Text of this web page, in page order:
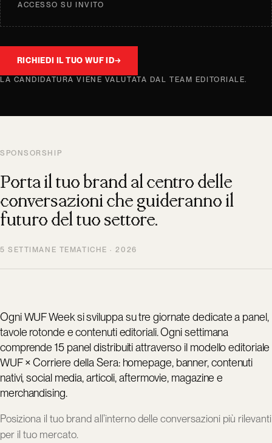
ACCESSO SU INVITO
RICHIEDI IL TUO WUF ID→
LA CANDIDATURA VIENE VALUTATA DAL TEAM EDITORIALE.
SPONSORSHIP
Porta il tuo brand al centro delle
conversazioni che guideranno il
futuro del tuo settore.
5 SETTIMANE TEMATICHE · 2026
Ogni WUF Week si sviluppa su tre giornate dedicate a panel,
tavole rotonde e contenuti editoriali. Ogni settimana
comprende 15 panel distribuiti attraverso il modello editoriale
WUF × Corriere della Sera: homepage, banner, contenuti
nativi, social media, articoli, aftermovie, magazine e
merchandising.
Posiziona il tuo brand all’interno delle conversazioni più rilevanti
per il tuo mercato.